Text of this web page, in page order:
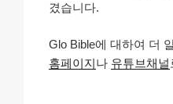
겼습니다.
Glo Bible에 대하여 더
홈페이지나 유튜브채널